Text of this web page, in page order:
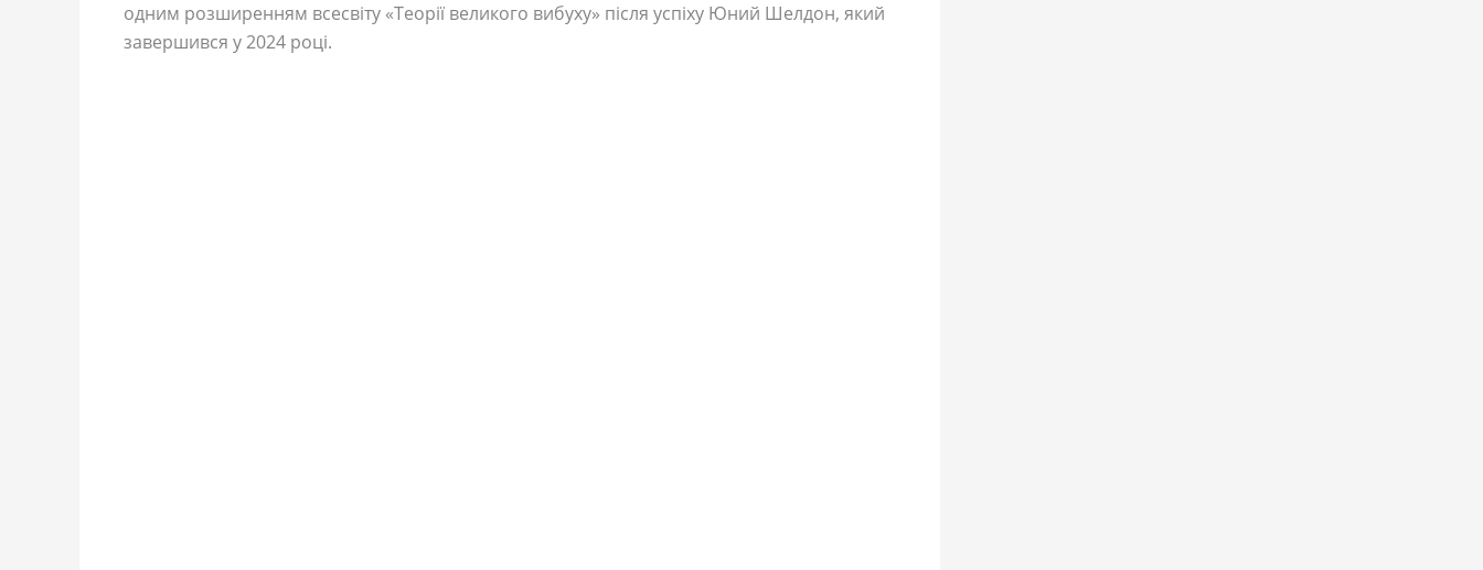
одним розширенням всесвіту «Теорії великого вибуху» після успіху Юний Шелдон, який
завершився у 2024 році.